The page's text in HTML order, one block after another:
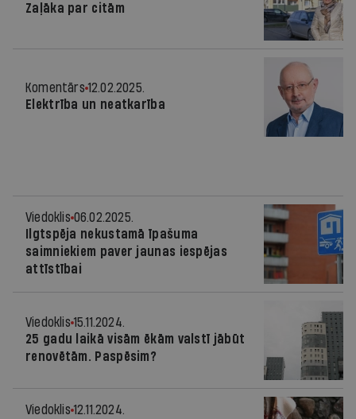
Zaļāka par citām
Komentārs 12.02.2025.
Elektrība un neatkarība
Viedoklis 06.02.2025.
Ilgtspēja nekustamā īpašuma
saimniekiem paver jaunas iespējas
attīstībai
Viedoklis 15.11.2024.
25 gadu laikā visām ēkām valstī jābūt
renovētām. Paspēsim?
Viedoklis 12.11.2024.